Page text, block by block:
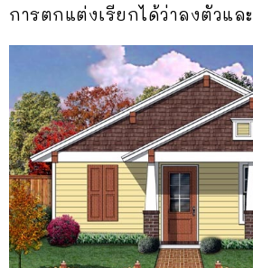
การตกแต่งเรียกได้ว่าลงตัวแล